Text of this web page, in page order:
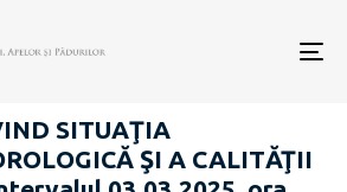
MEDIULUI
SITUAŢIA
ŞI A CALITĂŢII